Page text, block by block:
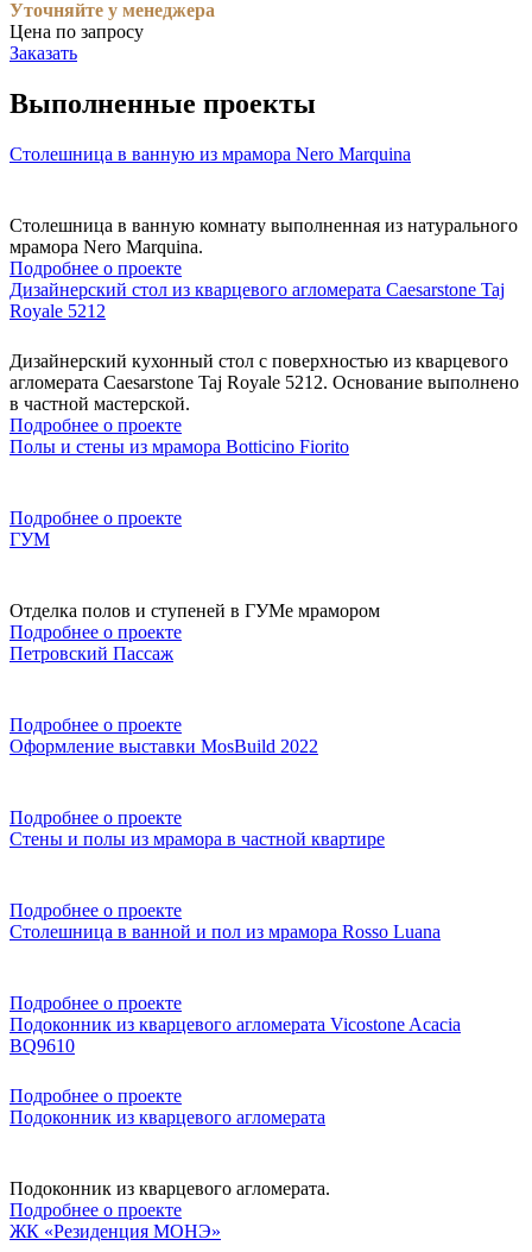
Уточняйте у менеджера
Цена по запросу
Заказать
Выполненные проекты
Столешница в ванную из мрамора Nero Marquina
Столешница в ванную комнату выполненная из натурального
мрамора Nero Marquina.
Подробнее о проекте
Дизайнерский стол из кварцевого агломерата Caesarstone Taj
Royale 5212
Дизайнерский кухонный стол с поверхностью из кварцевого
агломерата Caesarstone Taj Royale 5212. Основание выполнено
в частной мастерской.
Подробнее о проекте
Полы и стены из мрамора Botticino Fiorito
Подробнее о проекте
ГУМ
Отделка полов и ступеней в ГУМе мрамором
Подробнее о проекте
Петровский Пассаж
Подробнее о проекте
Оформление выставки MosBuild 2022
Подробнее о проекте
Стены и полы из мрамора в частной квартире
Подробнее о проекте
Столешница в ванной и пол из мрамора Rosso Luana
Подробнее о проекте
Подоконник из кварцевого агломерата Vicostone Acacia
BQ9610
Подробнее о проекте
Подоконник из кварцевого агломерата
Подоконник из кварцевого агломерата.
Подробнее о проекте
ЖК «Резиденция МОНЭ»